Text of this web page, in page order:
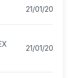
21/01/2026
21/01/2026